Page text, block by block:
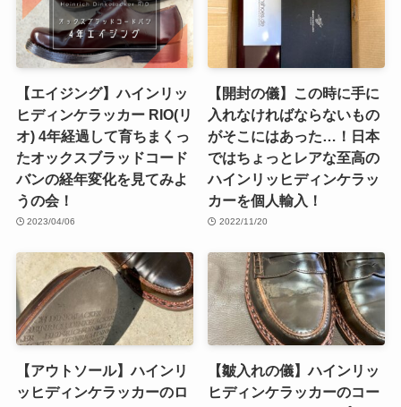
【エイジング】ハインリッ
ヒディンケラッカー RIO(リ
オ) 4年経過して育ちまくっ
たオックスブラッドコード
バンの経年変化を見てみよ
うの会！
2023/04/06
【開封の儀】この時に手に
入れなければならないもの
がそこにはあった…！日本
ではちょっとレアな至高の
ハインリッヒディンケラッ
カーを個人輸入！
2022/11/20
【アウトソール】ハインリ
ッヒディンケラッカーのロ
【皺入れの儀】ハインリッ
ヒディンケラッカーのコー